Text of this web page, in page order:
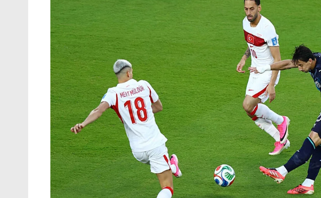
കോട്ടയവും ഇടുക്കിയും റെഡ്
അലർട്ടിൽ!’: വരും മണിക്കൂറുകളിൽ
പ്രളയസാധ്യത
നേടിയ ഭസ്മാസുരൻ
ശ്രമിച്ചത് വരദാതവായ
തന്നെയാണ്…..
അതിന് ശേഷം
കണ്ടത് ഖിലാഫത്ത് കാലത്താണ്…തുർക്കിയിലെ ജനങ്ങൾക്ക് പോലും
ഖലീഫയ്ക്ക് വേണ്ടി ഇന്ത്യയിൽ മുറവിളി ഉയർന്നപ്പോൾ അതിന് വളം
ഗാന്ധിയാണ്…. ആ വരത്തിൻ്റെ ബലത്തിൽ അവർ വിരൽ ചൂണ്ടിയത്
ഹിന്ദുക്കളുടെ നേർക്കാണ്….ഹിന്ദുക്കളെ
ആ വരം അവർ ദുരുപയോഗം ചെയ്തത്… എറനാട്ടിലെ ഹിന്ദുക്കളുടെ
അവസാനിച്ചത്…..
അത്തരമൊരു വരമാണ് കേരളത്തിൻ്റെ ഇടതും വലതും ചേർന്ന്
പ്രവർത്തനങ്ങൾക്ക് പിന്തുണ നൽകുന്നവരെ പിന്തുണച്ചത് വഴി
നിയമത്തിനെതിരെ കോഴിക്കോട് നടന്ന പ്രതിഷേധ സമരത്തിൽ
ചിത്രമാണ് ഇത്….ആരൊക്കെയാണ് ഇത് എന്ന് അറിഞ്ഞാലാണ്
അതിരുകവിഞ്ഞ പ്രീണനം കേരളത്തെ എത്രമാത്രം തീവ്രവാദികളുടെ